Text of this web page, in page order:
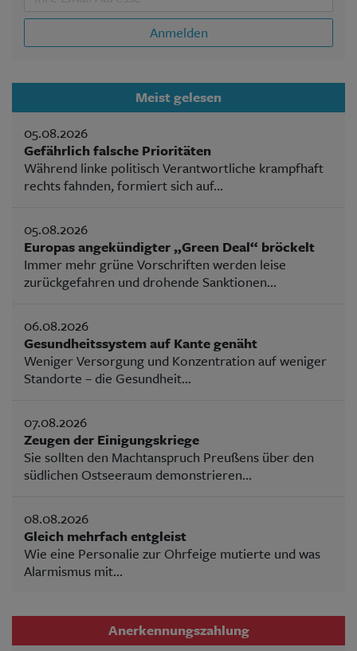
Anmelden
Meist gelesen
05.08.2026
Gefährlich falsche Prioritäten
Während linke politisch Verantwortliche krampfhaft
rechts fahnden, formiert sich auf...
05.08.2026
Europas angekündigter „Green Deal“ bröckelt
Immer mehr grüne Vorschriften werden leise
zurückgefahren und drohende Sanktionen...
06.08.2026
Gesundheitssystem auf Kante genäht
Weniger Versorgung und Konzentration auf weniger
Standorte – die Gesundheit...
07.08.2026
Zeugen der Einigungskriege
Sie sollten den Machtanspruch Preußens über den
südlichen Ostseeraum demonstrieren...
08.08.2026
Gleich mehrfach entgleist
Wie eine Personalie zur Ohrfeige mutierte und was
Alarmismus mit...
Anerkennungszahlung